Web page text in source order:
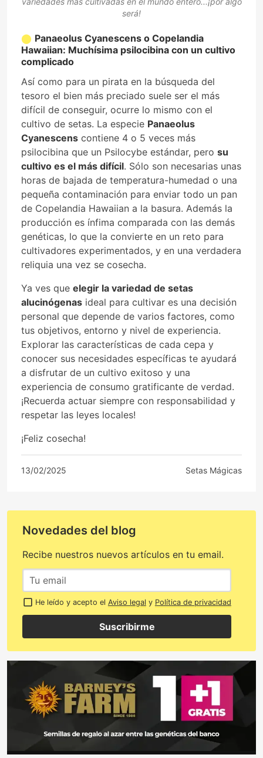
será!
Panaeolus Cyanescens o Copelandia
Hawaiian: Muchísima psilocibina con un cultivo
complicado
Así como para un pirata en la búsqueda del
tesoro el bien más preciado suele ser el más
difícil de conseguir, ocurre lo mismo con el
cultivo de setas. La especie Panaeolus
Cyanescens contiene 4 o 5 veces más
psilocibina que un Psilocybe estándar, pero su
cultivo es el más difícil. Sólo son necesarias unas
horas de bajada de temperatura-humedad o una
pequeña contaminación para enviar todo un pan
de Copelandia Hawaiian a la basura. Además la
producción es ínfima comparada con las demás
genéticas, lo que la convierte en un reto para
cultivadores experimentados, y en una verdadera
reliquia una vez se cosecha.
Ya ves que elegir la variedad de setas
alucinógenas ideal para cultivar es una decisión
personal que depende de varios factores, como
tus objetivos, entorno y nivel de experiencia.
Explorar las características de cada cepa y
conocer sus necesidades específicas te ayudará
a disfrutar de un cultivo exitoso y una
experiencia de consumo gratificante de verdad.
¡Recuerda actuar siempre con responsabilidad y
respetar las leyes locales!
¡Feliz cosecha!
13/02/2025 Setas Mágicas
Novedades del blog
Recibe nuestros nuevos artículos en tu email.
He leído y acepto el Aviso legal y Política de privacidad
Suscribirme